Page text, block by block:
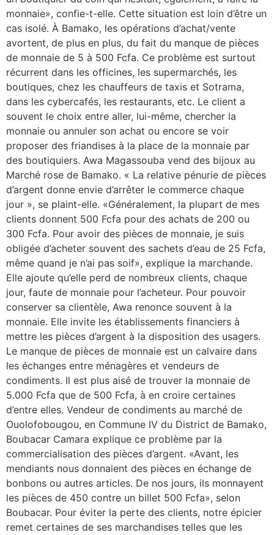
monnaie», confie-t-elle. Cette situation est loin d’être un
cas isolé. À Bamako, les opérations d’achat/vente
avortent, de plus en plus, du fait du manque de pièces
de monnaie de 5 à 500 Fcfa. Ce problème est surtout
récurrent dans les officines, les supermarchés, les
boutiques, chez les chauffeurs de taxis et Sotrama,
dans les cybercafés, les restaurants, etc. Le client a
souvent le choix entre aller, lui-même, chercher la
monnaie ou annuler son achat ou encore se voir
proposer des friandises à la place de la monnaie par
des boutiquiers. Awa Magassouba vend des bijoux au
Marché rose de Bamako. « La relative pénurie de pièces
d’argent donne envie d’arrêter le commerce chaque
jour », se plaint-elle. «Généralement, la plupart de mes
clients donnent 500 Fcfa pour des achats de 200 ou
300 Fcfa. Pour avoir des pièces de monnaie, je suis
obligée d’acheter souvent des sachets d’eau de 25 Fcfa,
même quand je n’ai pas soif», explique la marchande.
Elle ajoute qu’elle perd de nombreux clients, chaque
jour, faute de monnaie pour l’acheteur. Pour pouvoir
conserver sa clientèle, Awa renonce souvent à la
monnaie. Elle invite les établissements financiers à
mettre les pièces d’argent à la disposition des usagers.
Le manque de pièces de monnaie est un calvaire dans
les échanges entre ménagères et vendeurs de
condiments. Il est plus aisé de trouver la monnaie de
5.000 Fcfa que de 500 Fcfa, à en croire certaines
d’entre elles. Vendeur de condiments au marché de
Ouolofobougou, en Commune IV du District de Bamako,
Boubacar Camara explique ce problème par la
commercialisation des pièces d’argent. «Avant, les
mendiants nous donnaient des pièces en échange de
bonbons ou autres articles. De nos jours, ils monnayent
les pièces de 450 contre un billet 500 Fcfa», selon
Boubacar. Pour éviter la perte des clients, notre épicier
remet certaines de ses marchandises telles que les